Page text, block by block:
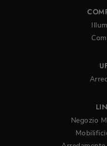
Negozio